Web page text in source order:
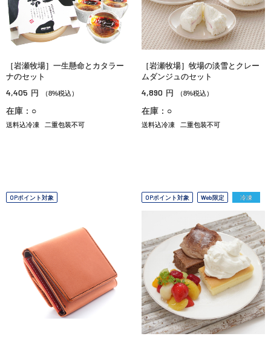
［岩瀬牧場］一生懸命とカタラー
ナのセット
4,405 円 （8%税込）
在庫：○
送料込冷凍 二重包装不可
［岩瀬牧場］牧場の淡雪とクレー
ムダンジュのセット
4,890 円 （8%税込）
在庫：○
送料込冷凍 二重包装不可
OPポイント対象 OPポイント対象 Web限定 冷凍